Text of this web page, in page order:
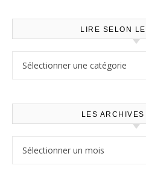
LIRE SELON
LES